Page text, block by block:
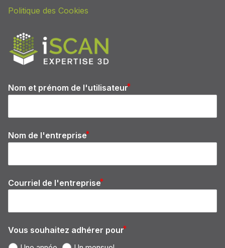
Politique des Cookies
Nom et prénom de l'utilisateur
Nom de l'entreprise
Courriel de l'entreprise
Vous souhaitez adhérer pour